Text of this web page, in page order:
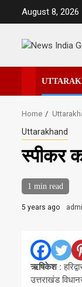
August 8, 2026
Home
Uttarakhand
स्पीकर
1 min read
5 years ago
ऋषिकेश :
उत्तराखंड